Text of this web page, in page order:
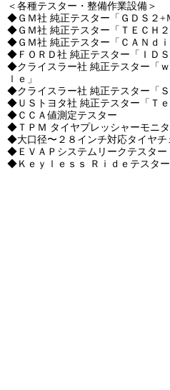
＜各種テスター・整備作業設備＞
◆ＧＭ社 純正テスター「ＧＤＳ２+
◆ＧＭ社 純正テスター「ＴＥＣＨ
◆ＧＭ社 純正テスター「ＣＡＮｄ
◆ＦＯＲＤ社 純正テスター「ＩＤ
◆クライスラー社 純正テスター「
ｌｅ」
◆クライスラ ー社 純正テスター「
◆ＵＳトヨタ社 純正テスター「Ｔ
◆ＣＣＡ値測定テスター
◆ＴＰＭ タイヤプレッシャーモニ
◆大口径〜２８インチ対応タイヤ
◆ＥＶＡＰシステムリークテスタ
◆Ｋｅｙｌｅｓｓ Ｒｉｄｅテスター